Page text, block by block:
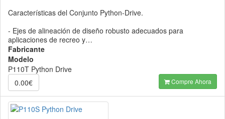
Características del Conjunto Python-Drive.
- Ejes de alineación de diseño robusto adecuados para
aplicaciones de recreo y…
Fabricante
Modelo
P110T Python Drive
0.00€
Compre Ahora